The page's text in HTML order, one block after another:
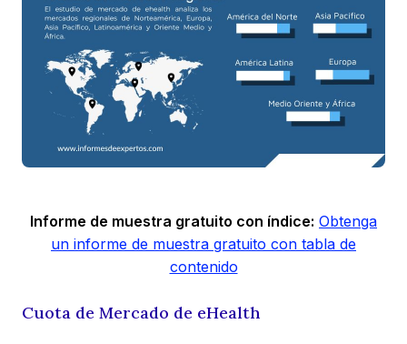
Informe de muestra gratuito con índice: Obtenga
un informe de muestra gratuito con tabla de
contenido
Cuota de Mercado de eHealth